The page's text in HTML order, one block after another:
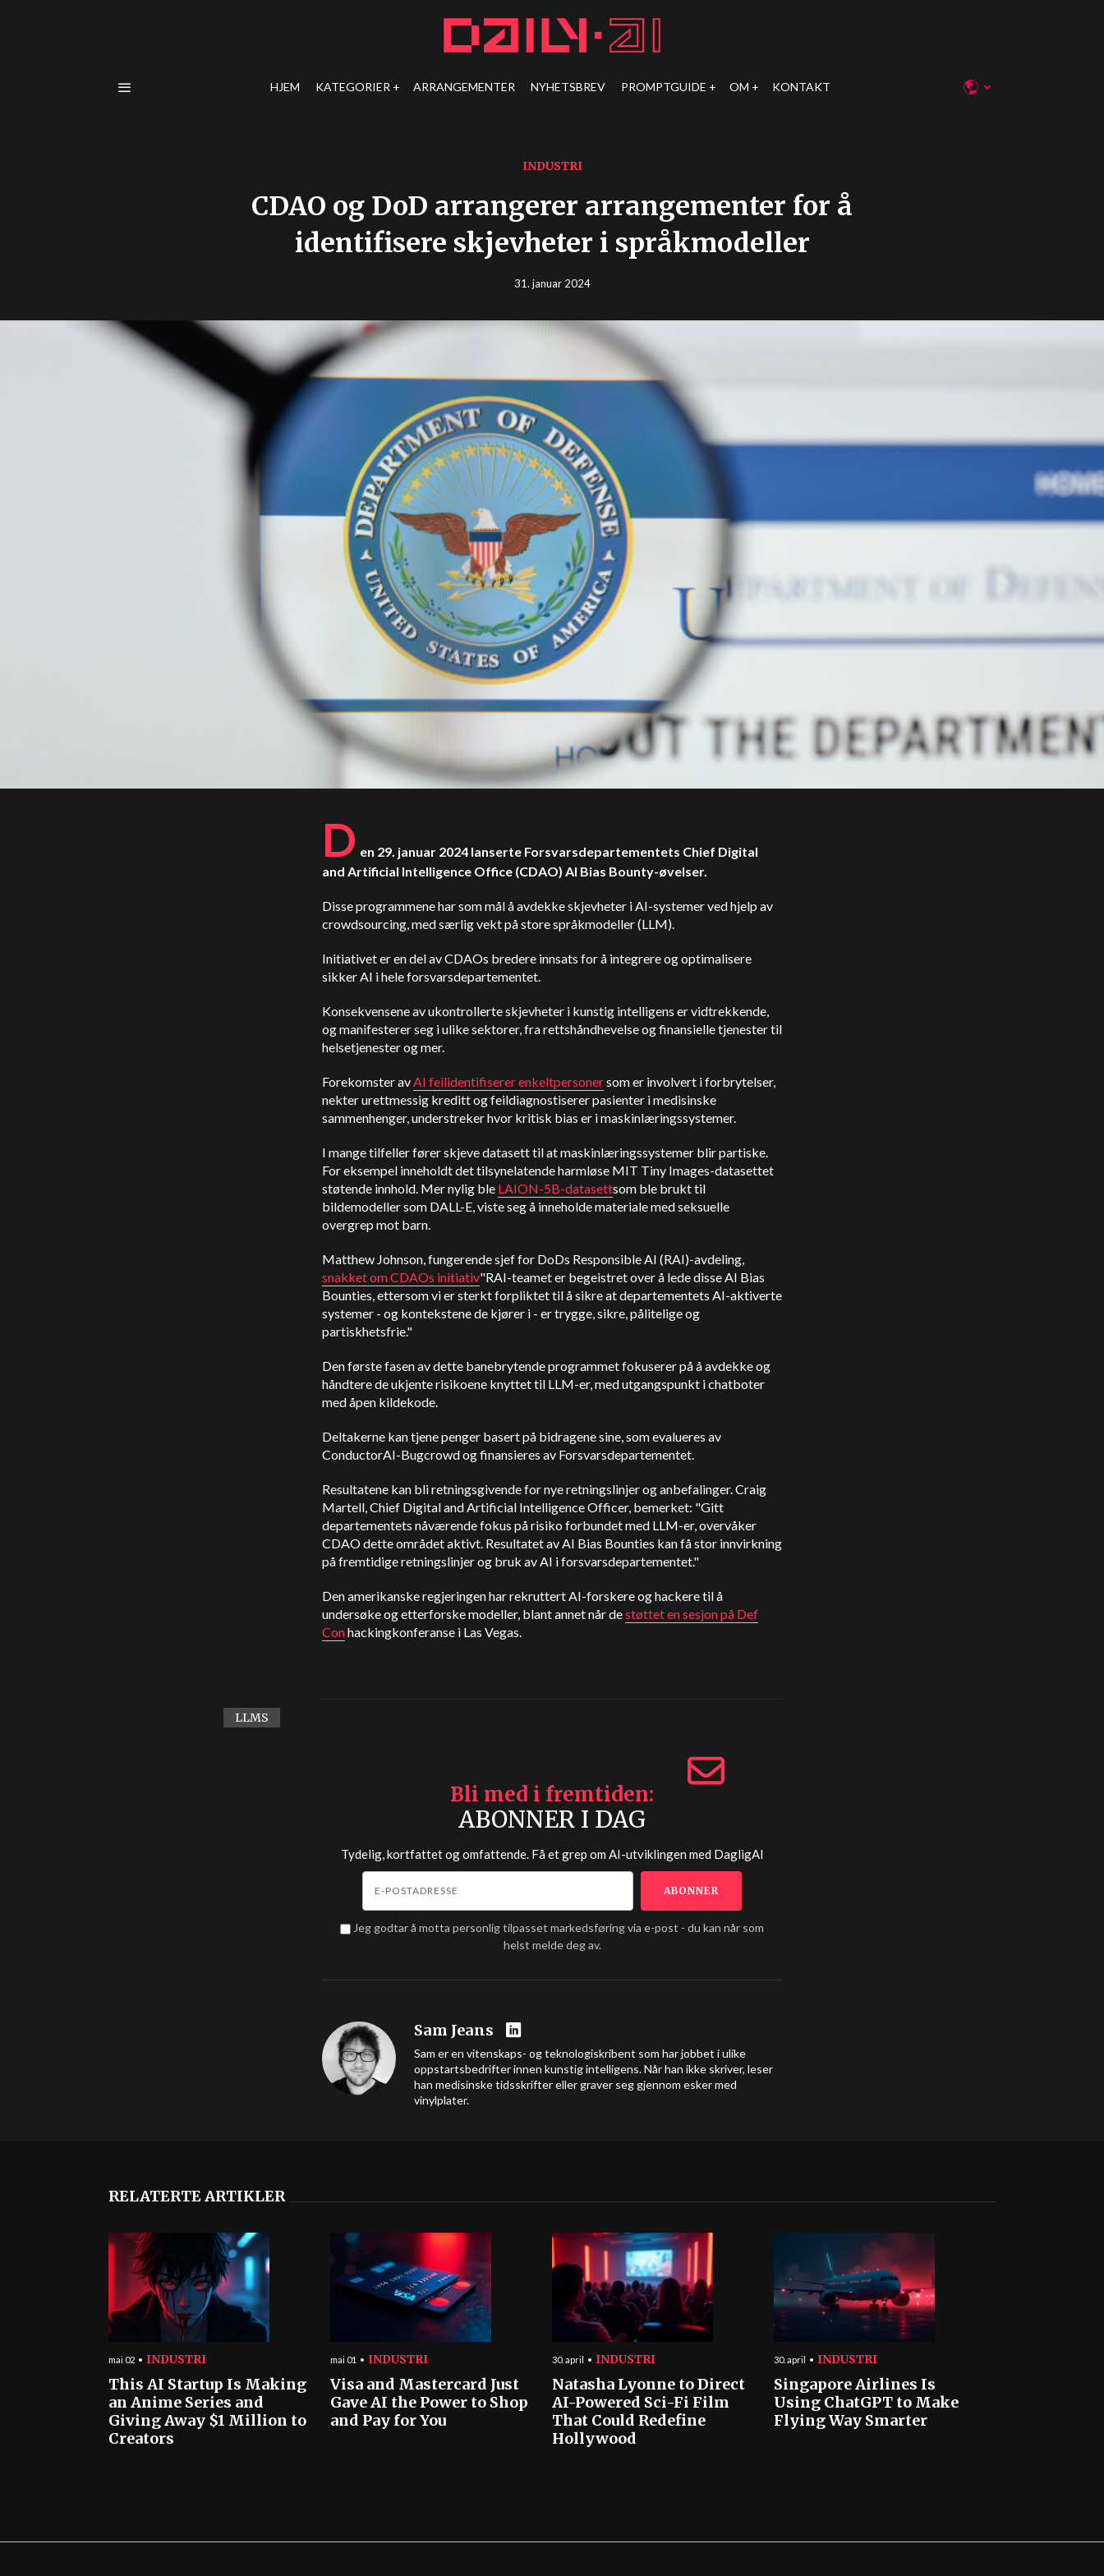
HJEM KATEGORIER ARRANGEMENTER NYHETSBREV PROMPTGUIDE OM KONTAKT
INDUSTRI
CDAO og DoD arrangerer arrangementer for å
identifisere skjevheter i språkmodeller
31. januar 2024
D en 29. januar 2024 lanserte Forsvarsdepartementets Chief Digital
and Artificial Intelligence Office (CDAO) AI Bias Bounty-øvelser.
Disse programmene har som mål å avdekke skjevheter i AI-systemer ved hjelp av
crowdsourcing, med særlig vekt på store språkmodeller (LLM).
Initiativet er en del av CDAOs bredere innsats for å integrere og optimalisere
sikker AI i hele forsvarsdepartementet.
Konsekvensene av ukontrollerte skjevheter i kunstig intelligens er vidtrekkende,
og manifesterer seg i ulike sektorer, fra rettshåndhevelse og finansielle tjenester til
helsetjenester og mer.
Forekomster avAI feilidentifiserer enkeltpersonersom er involvert i forbrytelser,
nekter urettmessig kreditt og feildiagnostiserer pasienter i medisinske
sammenhenger, understreker hvor kritisk bias er i maskinlæringssystemer.
I mange tilfeller fører skjeve datasett til at maskinlæringssystemer blir partiske.
For eksempel inneholdt det tilsynelatende harmløse MIT Tiny Images-datasettet
støtende innhold. Mer nylig ble LAION-5B-datasettsom ble brukt til
bildemodeller som DALL-E, viste seg å inneholde materiale med seksuelle
overgrep mot barn.
Matthew Johnson, fungerende sjef for DoDs Responsible AI (RAI)-avdeling,
snakket om CDAOs initiativ"RAI-teamet er begeistret over å lede disse AI Bias
Bounties, ettersom vi er sterkt forpliktet til å sikre at departementets AI-aktiverte
systemer - og kontekstene de kjører i - er trygge, sikre, pålitelige og
partiskhetsfrie."
Den første fasen av dette banebrytende programmet fokuserer på å avdekke og
håndtere de ukjente risikoene knyttet til LLM-er, med utgangspunkt i chatboter
med åpen kildekode.
Deltakerne kan tjene penger basert på bidragene sine, som evalueres av
ConductorAI-Bugcrowd og finansieres av Forsvarsdepartementet.
Resultatene kan bli retningsgivende for nye retningslinjer og anbefalinger. Craig
Martell, Chief Digital and Artificial Intelligence Officer, bemerket: "Gitt
departementets nåværende fokus på risiko forbundet med LLM-er, overvåker
CDAO dette området aktivt. Resultatet av AI Bias Bounties kan få stor innvirkning
på fremtidige retningslinjer og bruk av AI i forsvarsdepartementet."
Den amerikanske regjeringen har rekruttert AI-forskere og hackere til å
undersøke og etterforske modeller, blant annet når destøttet en sesjon på Def
Conhackingkonferanse i Las Vegas.
LLMS
Bli med i fremtiden
ABONNER I DAG
Tydelig, kortfattet og omfattende. Få et grep om AI-utviklingen med DagligAI
Jeg godtar å motta personlig tilpasset markedsføring via e-post - du kan når som
helst melde deg av.
Sam Jeans
Sam er en vitenskaps- og teknologiskribent som har jobbet i ulike
oppstartsbedrifter innen kunstig intelligens. Når han ikke skriver, leser
han medisinske tidsskrifter eller graver seg gjennom esker med
vinylplater.
RELATERTE ARTIKLER
mai 02 INDUSTRI
This AI Startup Is Making
an Anime Series and
Giving Away $1 Million to
Creators
mai 01 INDUSTRI
Visa and Mastercard Just
Gave AI the Power to Shop
and Pay for You
30. april INDUSTRI
Natasha Lyonne to Direct
AI-Powered Sci-Fi Film
That Could Redefine
Hollywood
30. april INDUSTRI
Singapore Airlines Is
Using ChatGPT to Make
Flying Way Smarter